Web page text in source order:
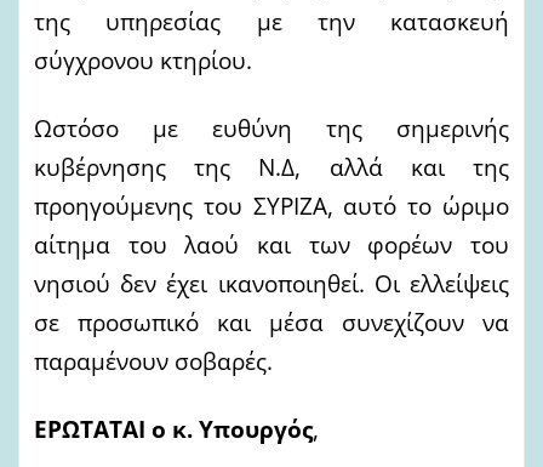
της υπηρεσίας με την κατασκευή
σύγχρονου κτηρίου.
Ωστόσο με ευθύνη της σημερινής
κυβέρνησης της Ν.Δ, αλλά και της
προηγούμενης του ΣΥΡΙΖΑ, αυτό το ώριμο
αίτημα του λαού και των φορέων του
νησιού δεν έχει ικανοποιηθεί. Οι ελλείψεις
σε προσωπικό και μέσα συνεχίζουν να
παραμένουν σοβαρές.
ΕΡΩΤΑΤΑΙ ο κ. Υπουργός,